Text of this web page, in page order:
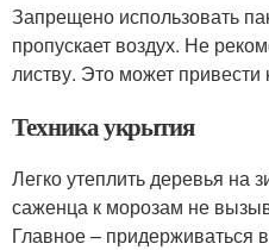
Запрещено использовать
пропускает воздух. Не
листву. Это может
Техника укрытия
Легко утеплить деревья на
саженца к морозам не
Главное – придерживаться